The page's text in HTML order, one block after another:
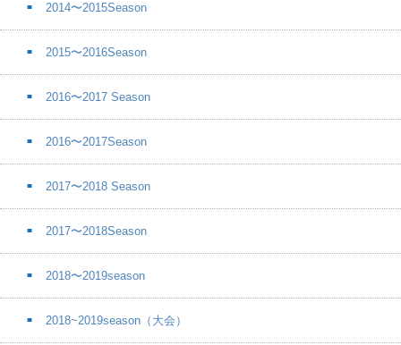
2014〜2015Season
2015〜2016Season
2016〜2017 Season
2016〜2017Season
2017〜2018 Season
2017〜2018Season
2018〜2019season
2018~2019season（大会）